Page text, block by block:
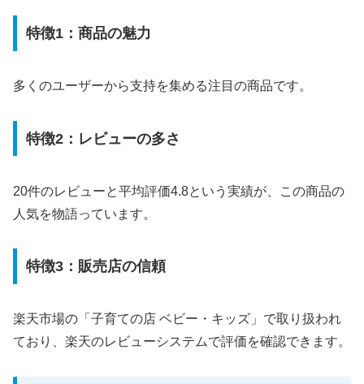
特徴1：商品の魅力
多くのユーザーから支持を集める注目の商品です。
特徴2：レビューの多さ
20件のレビューと平均評価4.8という実績が、この商品の
人気を物語っています。
特徴3：販売店の信頼
楽天市場の「子育ての店 ベビー・キッズ」で取り扱われ
ており、楽天のレビューシステムで評価を確認できます。